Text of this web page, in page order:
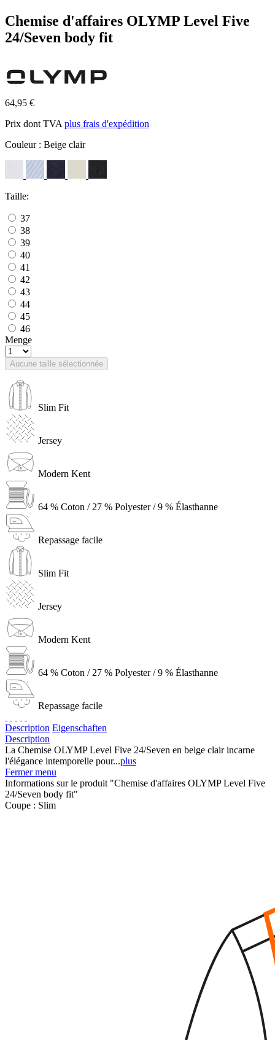
Chemise d'affaires OLYMP Level Five
24/Seven body fit
64,95 €
Prix dont TVA plus frais d'expédition
Couleur : Beige clair
Taille:
37
38
39
40
41
42
43
44
45
46
Menge
Aucune taille sélectionnée
Slim Fit
Jersey
Modern Kent
64 % Coton / 27 % Polyester / 9 % Élasthanne
Repassage facile
Slim Fit
Jersey
Modern Kent
64 % Coton / 27 % Polyester / 9 % Élasthanne
Repassage facile
Description Eigenschaften
Description
La Chemise OLYMP Level Five 24/Seven en beige clair incarne
l'élégance intemporelle pour...plus
Fermer menu
Informations sur le produit "Chemise d'affaires OLYMP Level Five
24/Seven body fit"
Coupe : Slim